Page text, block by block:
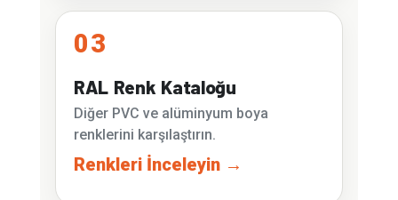
03
RAL Renk Kataloğu
Diğer PVC ve alüminyum boya
renklerini karşılaştırın.
Renkleri İnceleyin →